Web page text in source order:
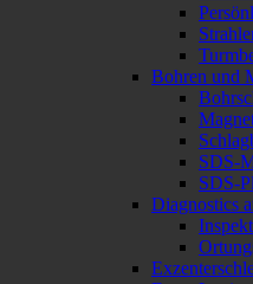
Bohren und
SDS-
SDS-
Diagnostics